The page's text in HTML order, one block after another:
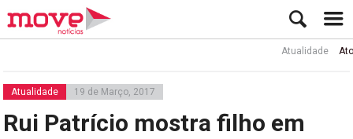
Atualidade Ator Rui
Atualidade 19 de Março, 2017
Rui Patrício mostra filho em